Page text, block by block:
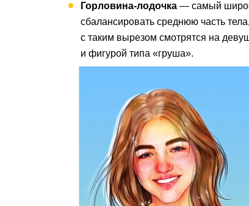
Горловина-лодочка — самый
сбалансировать среднюю часть
с таким вырезом смотрятся на
и фигурой типа «груша».